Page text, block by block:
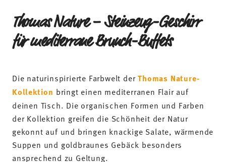
gekonnt auf und bringen knackige Salate, wärmende
Suppen und goldbraunes Gebäck besonders
ansprechend zu Geltung.
schaffen eine sanfte, harmonische Atmosphäre und
lassen sich perfekt mit natürlichen Materialien wie
Holz, Leinen oder Schnittblumen kombinieren. Für
moderne Einrichtungen mit Dekorationen in
Steinoptik sind diedunkleren Farbtöne Nature
WaterundNature Oceanbesonders gut geeignet.